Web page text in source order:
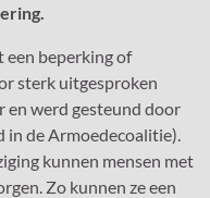
een beperking of
sterk uitgesproken
en werd gesteund door
de Armoedecoalitie).
kunnen mensen met
Zo kunnen ze een